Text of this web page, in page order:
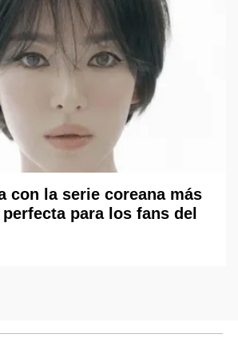
con la serie coreana más
para los fans del